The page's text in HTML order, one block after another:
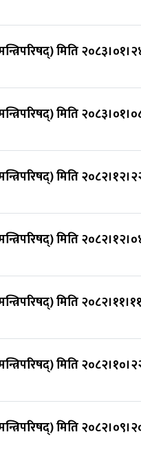
मिति
मिति
मिति
मिति
मिति
मिति
मिति